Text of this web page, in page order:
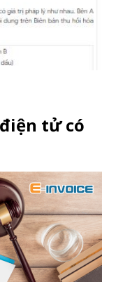
tử có